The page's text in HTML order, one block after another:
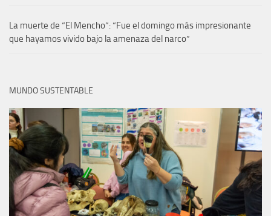
La muerte de “El Mencho”: “Fue el domingo más impresionante
que hayamos vivido bajo la amenaza del narco”
MUNDO SUSTENTABLE